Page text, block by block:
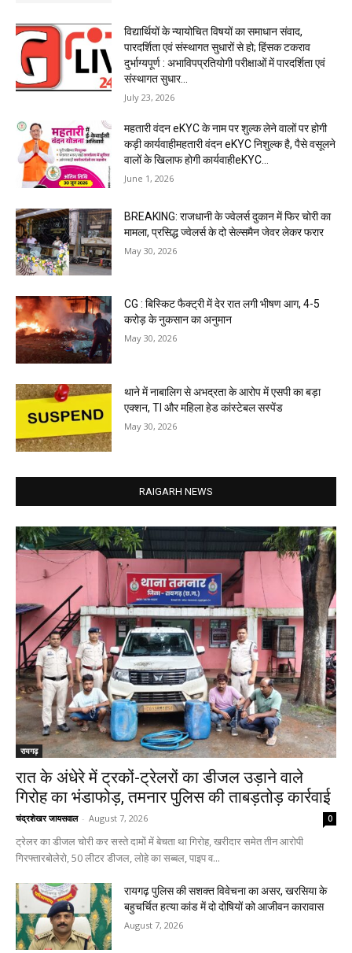
विद्यार्थियों के न्यायोचित विषयों का समाधान संवाद,
पारदर्शिता एवं संस्थागत सुधारों से हो; हिंसक टकराव
दुर्भाग्यपूर्ण : अभाविपप्रतियोगी परीक्षाओं में पारदर्शिता एवं
संस्थागत सुधार...
July 23, 2026
महतारी वंदन eKYC के नाम पर शुल्क लेने वालों पर होगी
कड़ी कार्यवाहीमहतारी वंदन eKYC निशुल्क है, पैसे वसूलने
वालों के खिलाफ होगी कार्यवाहीeKYC...
June 1, 2026
BREAKING: राजधानी के ज्वेलर्स दुकान में फिर चोरी का
मामला, प्रसिद्ध ज्वेलर्स के दो सेल्समैन जेवर लेकर फरार
May 30, 2026
CG : बिस्किट फैक्ट्री में देर रात लगी भीषण आग, 4-5
करोड़ के नुकसान का अनुमान
May 30, 2026
थाने में नाबालिग से अभद्रता के आरोप में एसपी का बड़ा
एक्शन, TI और महिला हेड कांस्टेबल सस्पेंड
May 30, 2026
RAIGARH NEWS
रायगढ़
रात के अंधेरे में ट्रकों-ट्रेलरों का डीजल उड़ाने वाले
गिरोह का भंडाफोड़, तमनार पुलिस की ताबड़तोड़ कार्रवाई
चंद्रशेखर जायसवाल - August 7, 2026 0
ट्रेलर का डीजल चोरी कर सस्ते दामों में बेचता था गिरोह, खरीदार समेत तीन आरोपी
गिरफ्तारबोलेरो, 50 लीटर डीजल, लोहे का सब्बल, पाइप व...
रायगढ़ पुलिस की सशक्त विवेचना का असर, खरसिया के
बहुचर्चित हत्या कांड में दो दोषियों को आजीवन कारावास
August 7, 2026